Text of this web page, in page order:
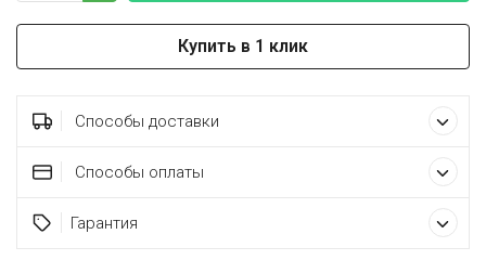
Купить в 1 клик
Способы доставки
Способы оплаты
Гарантия